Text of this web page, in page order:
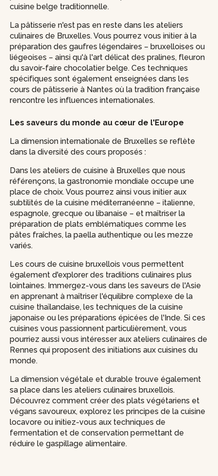
cuisine belge traditionnelle.
La pâtisserie n'est pas en reste dans les ateliers
culinaires de Bruxelles. Vous pourrez vous initier à la
préparation des gaufres légendaires – bruxelloises ou
liégeoises – ainsi qu'à l'art délicat des pralines, fleuron
du savoir-faire chocolatier belge. Ces techniques
spécifiques sont également enseignées dans les
cours de pâtisserie à Nantes où la tradition française
rencontre les influences internationales.
Les saveurs du monde au cœur de l'Europe
La dimension internationale de Bruxelles se reflète
dans la diversité des cours proposés :
Dans les ateliers de cuisine à Bruxelles que nous
référençons, la gastronomie mondiale occupe une
place de choix. Vous pourrez ainsi vous initier aux
subtilités de la cuisine méditerranéenne – italienne,
espagnole, grecque ou libanaise – et maîtriser la
préparation de plats emblématiques comme les
pâtes fraîches, la paella authentique ou les mezze
variés.
Les cours de cuisine bruxellois vous permettent
également d'explorer des traditions culinaires plus
lointaines. Immergez-vous dans les saveurs de l'Asie
en apprenant à maîtriser l'équilibre complexe de la
cuisine thaïlandaise, les techniques de la cuisine
japonaise ou les préparations épicées de l'Inde. Si ces
cuisines vous passionnent particulièrement, vous
pourriez aussi vous intéresser aux ateliers culinaires de
Rennes qui proposent des initiations aux cuisines du
monde.
La dimension végétale et durable trouve également
sa place dans les ateliers culinaires bruxellois.
Découvrez comment créer des plats végétariens et
végans savoureux, explorez les principes de la cuisine
locavore ou initiez-vous aux techniques de
fermentation et de conservation permettant de
réduire le gaspillage alimentaire.